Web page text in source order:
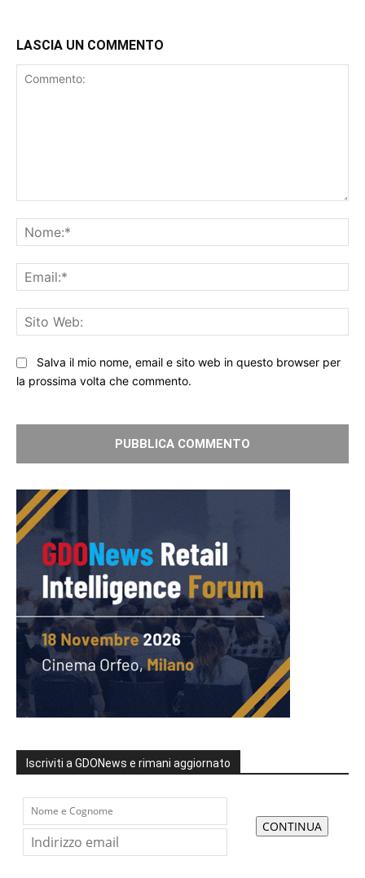
LASCIA UN COMMENTO
Salva il mio nome, email e sito web in questo browser per
la prossima volta che commento.
Iscriviti a GDONews e rimani aggiornato